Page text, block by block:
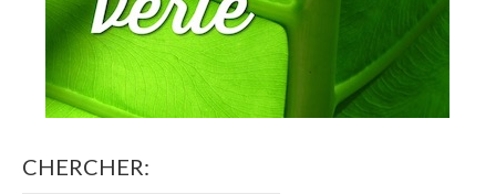
CHERCHER: